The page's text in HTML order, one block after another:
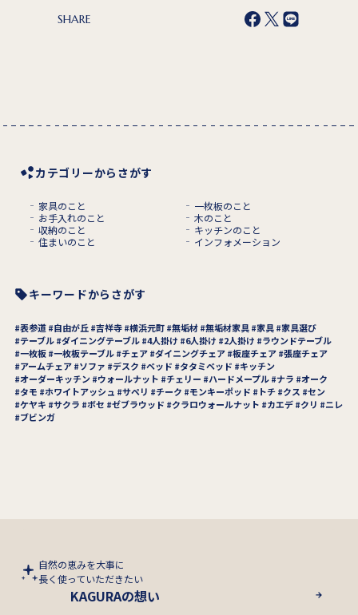
SHARE
カテゴリーからさがす
家具のこと
一枚板のこと
お手入れのこと
木のこと
収納のこと
キッチンのこと
住まいのこと
インフォメーション
キーワードからさがす
表参道 自由が丘 吉祥寺 横浜元町 無垢材 無垢材家具 家具
家具選び
テーブル ダイニングテーブル 4人掛け 6人掛け 2人掛け
ラウンドテーブル
一枚板 一枚板テーブル チェア ダイニングチェア 板座チェア 張座チェア
アームチェア
ソファ デスク ベッド タタミベッド
キッチン
オーダーキッチン
ウォールナット チェリー ハードメープル ナラ
オーク
タモ
ホワイトアッシュ サペリ チーク モンキーポッド トチ クス
セン
ケヤキ
サクラ ボセ ゼブラウッド クラロウォールナット カエデ クリ
ニレ
ブビンガ
自然の恵みを大事に
長く使っていただきたい
KAGURAの想い